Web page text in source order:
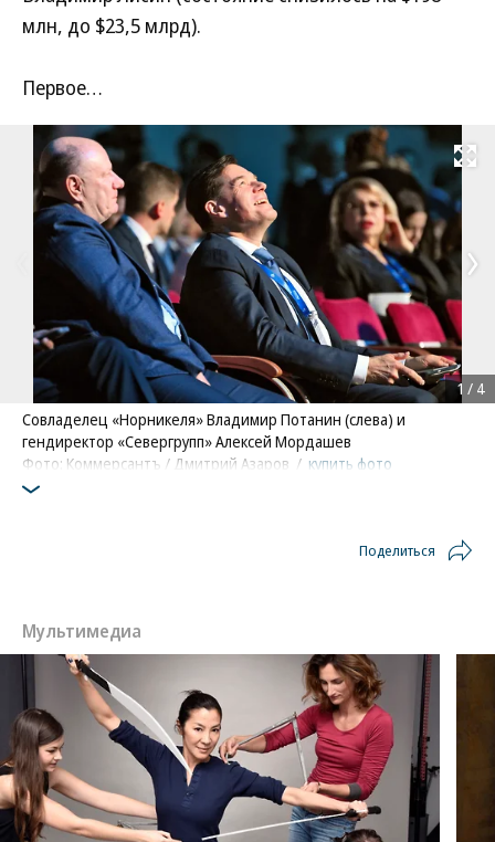
млн, до $23,5 млрд).
Первое…
Развернуть
Совладелец «Норникеля» Владимир Потанин (слева) и
гендиректор «Севергрупп» Алексей Мордашев
Фото: Коммерсантъ / Дмитрий Азаров / купить фото
1 / 4
Поделиться
Мультимедиа